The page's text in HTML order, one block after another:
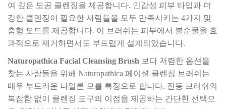
여 깊은 모공 클렌징을 제공합니다. 민감성 피부 타입과 더
강한 클렌징이 필요한 사람들을 모두 만족시키는 4가지 맞
춤형 모드를 제공합니다. 이 브러쉬는 피부에서 불순물을 효
과적으로 제거하면서도 부드럽게 설계되었습니다.
Naturopathica Facial Cleansing Brush 보다 저렴한 옵션을
찾는 사람들을 위해 Naturopathica 페이셜 클렌징 브러쉬는
매우 부드러운 나일론 모를 특징으로 합니다. 전동 브러쉬의
복잡함 없이 클렌징 도구의 이점을 제공하는 간단한 선택으